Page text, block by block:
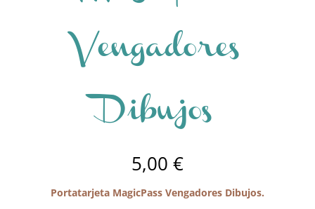
Vengadores
Dibujos
5,00 €
Portatarjeta MagicPass Vengadores Dibujos.